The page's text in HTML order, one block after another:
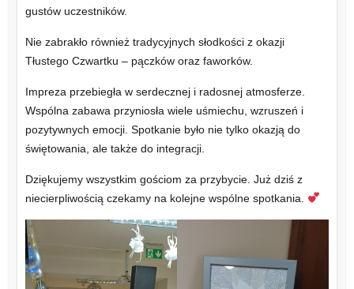
gustów uczestników.
Nie zabrakło również tradycyjnych słodkości z okazji
Tłustego Czwartku – pączków oraz faworków.
Impreza przebiegła w serdecznej i radosnej atmosferze.
Wspólna zabawa przyniosła wiele uśmiechu, wzruszeń i
pozytywnych emocji. Spotkanie było nie tylko okazją do
świętowania, ale także do integracji.
Dziękujemy wszystkim gościom za przybycie. Już dziś z
niecierpliwością czekamy na kolejne wspólne spotkania.